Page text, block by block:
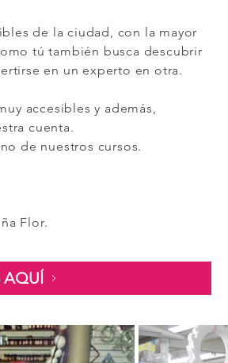
de la ciudad, con la mayor
tú también busca descubrir
en un experto en otra.
accesibles y además,
cuenta.
de nuestros cursos.
Flor.
AQUÍ